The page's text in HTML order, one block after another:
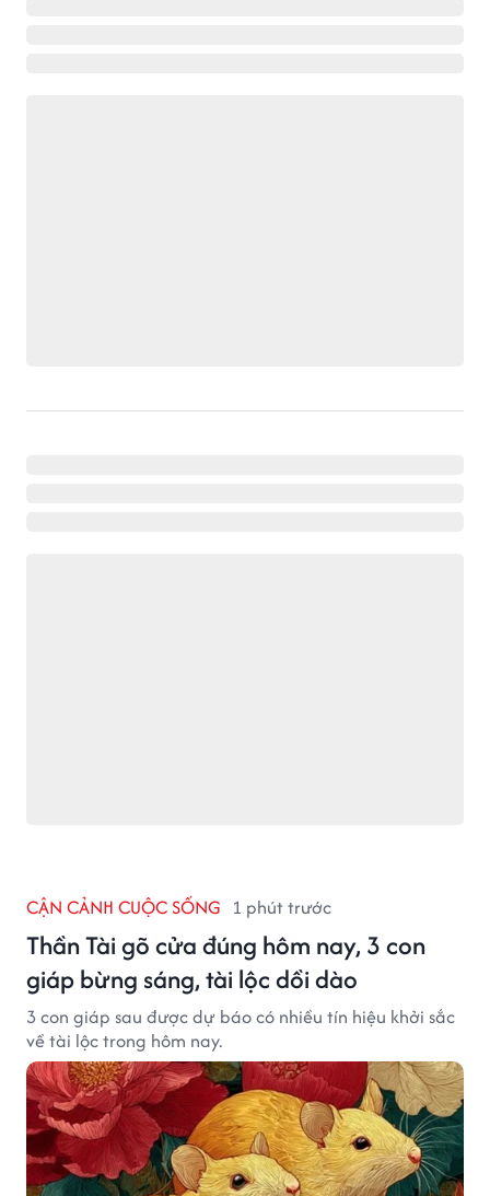
CẬN CẢNH CUỘC SỐNG 1 phút trước
Thần Tài gõ cửa đúng hôm nay, 3 con
giáp bừng sáng, tài lộc dồi dào
3 con giáp sau được dự báo có nhiều tín hiệu khởi sắc
về tài lộc trong hôm nay.